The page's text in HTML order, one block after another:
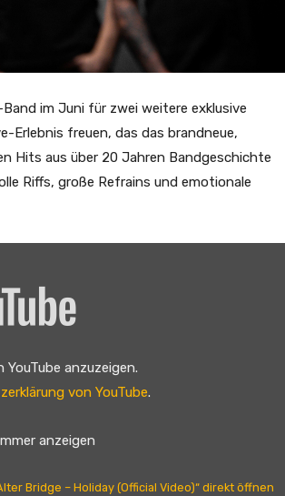
im Juni für zwei weitere exklusive
Erlebnis freuen, das das brandneue,
Hits aus über 20 Jahren Bandgeschichte
Riffs, große Refrains und emotionale
YouTube anzuzeigen.
von YouTube.
anzeigen
Bridge – Holiday (Official Video)“ direkt öffnen